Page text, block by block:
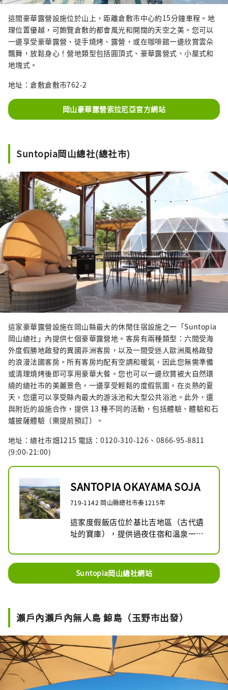
這間豪華露營設施位於山上，距離倉敷市中心約15分鐘車程。地
理位置優越，可飽覽倉敷的都會風光和開闊的天空之美。您可以
一邊享受豪華露營、徒手燒烤、露營，或在咖啡館一邊欣賞雲朵
飄舞，放鬆身心！營地類型包括圓頂式、豪華露營式、小屋式和
地塊式。
地址：倉敷倉敷市762-2
岡山豪華露營索拉尼亞官方網站
Suntopia岡山總社(總社市)
這家豪華露營設施在岡山縣最大的休閒住宿設施之一「Suntopia
岡山總社」內提供七個豪華露營地。客房有兩種類型：六間受海
外度假勝地啟發的異國非洲客房，以及一間受迷人歐洲風格啟發
的浪漫法國客房。所有客房均配有空調和暖氣，因此您無需準備
或清理燒烤後即可享用豪華大餐。您也可以一邊欣賞被大自然環
繞的總社市的美麗景色，一邊享受輕鬆的度假氛圍。在炎熱的夏
天，您還可以享受縣內最大的游泳池和大型公共浴池。此外，還
與附近的設施合作，提供 13 種不同的活動，包括體驗、體驗和石
爐披薩體驗（需提前預訂）。
地址：總社市畑1215 電話：0120-310-126、0866-95-8811
(9:00-21:00)
SANTOPIA OKAYAMA SOJA
719-1142 岡山縣總社市秦1215年
這家度假飯店位於基比吉地區（古代遺
址的寶庫），提供過夜住宿和溫泉一日
飯店坐落在總社-基比吉地區的一座小
山上，該地區擁有豐富的古代遺址。除
了住宿、餐廳、日間溫泉、宴會廳、會
健身房、網球場和五人制足球場。
華露營設施開業，該設施採用圓頂造
型，每個房間都配備空調和暖氣。七個
圓頂帳篷均設有燒烤平台、水槽、廁所
和洗手盆，讓客人輕鬆優雅地享受戶外
Suntopia岡山總社網站
瀨戶內瀨戶內無人島 鯨島（玉野市出發）